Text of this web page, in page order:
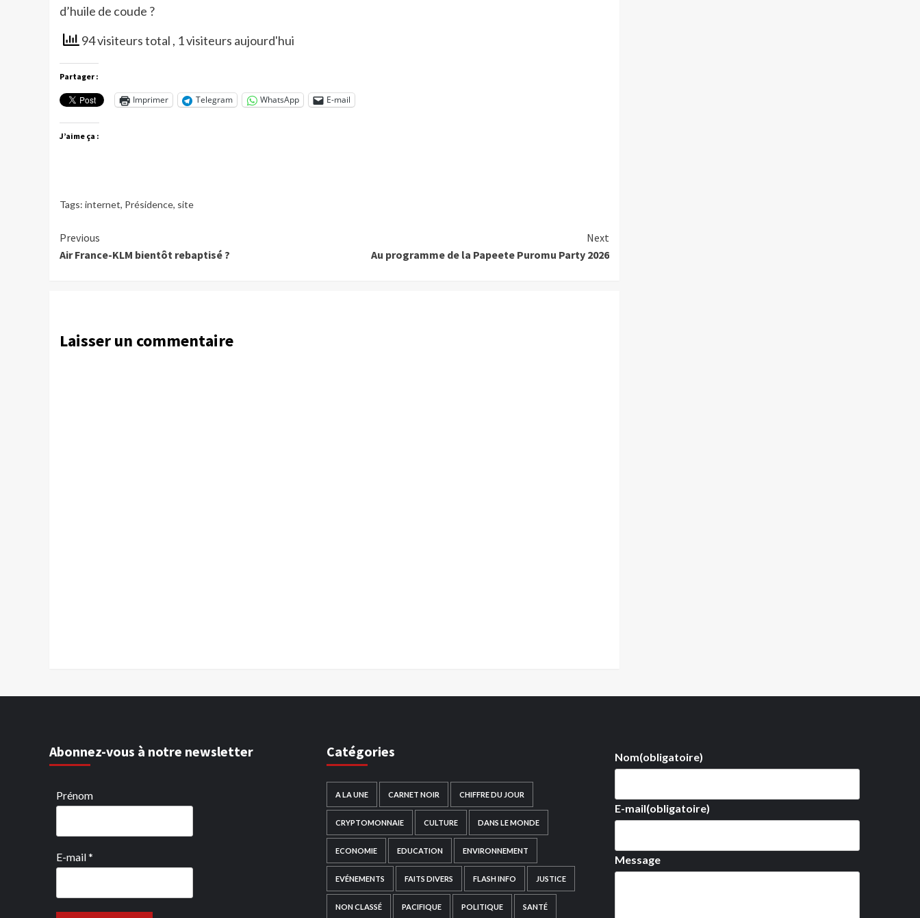
d’huile de coude ?
94 visiteurs total , 1 visiteurs aujourd'hui
Partager :
Imprimer Telegram WhatsApp E-mail
J’aime ça :
Tags: internet, Présidence, site
Continue
Reading
Previous
Air France-KLM bientôt rebaptisé ?
Next
Au programme de la Papeete Puromu Party 2026
Laisser un commentaire
Abonnez-vous à notre newsletter
Prénom
E-mail*
Catégories
A LA UNE CARNET NOIR CHIFFRE DU JOUR
CRYPTOMONNAIE CULTURE DANS LE MONDE
ECONOMIE EDUCATION ENVIRONNEMENT
EVÉNEMENTS FAITS DIVERS FLASH INFO JUSTICE
NON CLASSÉ PACIFIQUE POLITIQUE SANTÉ
Nom(obligatoire)
E-mail(obligatoire)
Message